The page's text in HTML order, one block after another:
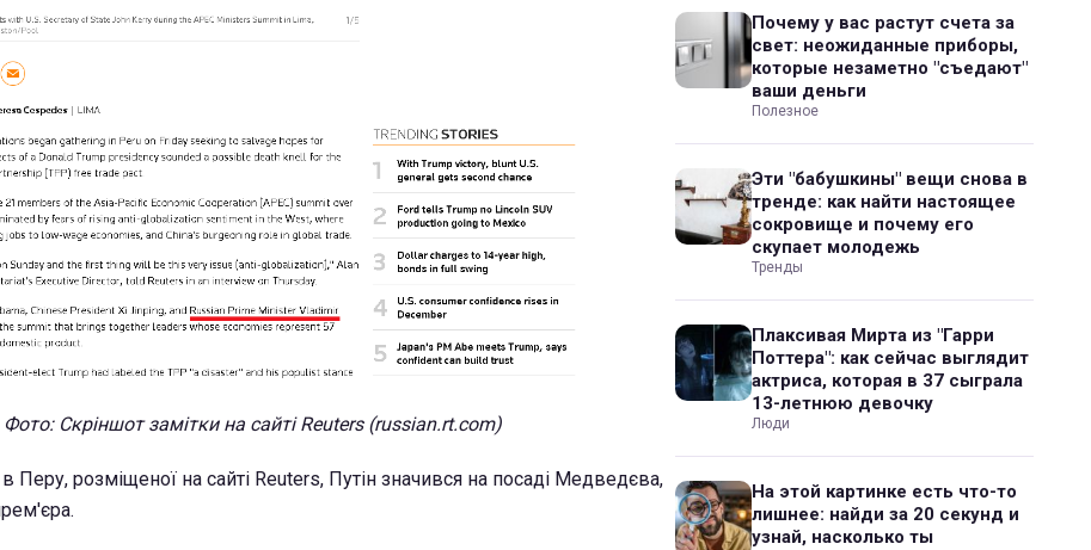
Фото: Скріншот замітки на сайті Reuters (russian.rt.com)
Перу, розміщеної на сайті Reuters, Путін значився на посаді Медведєва,
Почему у вас растут счета за
свет: неожиданные приборы,
которые незаметно "съедают"
ваши деньги
Полезное
Эти "бабушкины" вещи снова в
тренде: как найти настоящее
сокровище и почему его
скупает молодежь
Тренды
Плаксивая Мирта из "Гарри
Поттера": как сейчас выглядит
актриса, которая в 37 сыграла
13-летнюю девочку
Люди
На этой картинке есть что-то
лишнее: найди за 20 секунд и
узнай, насколько ты